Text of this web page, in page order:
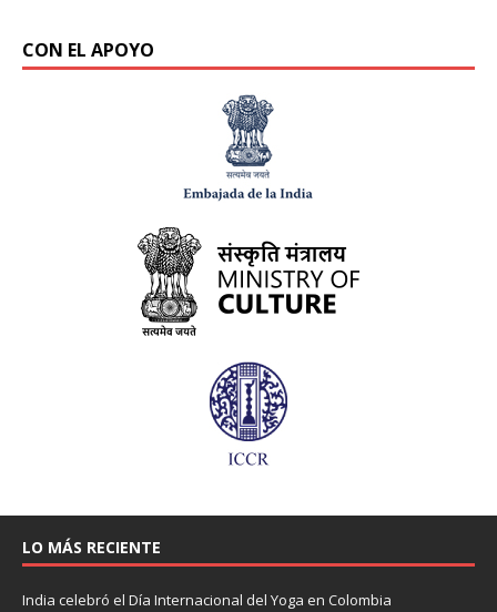
CON EL APOYO
LO MÁS RECIENTE
India celebró el Día Internacional del Yoga en Colombia